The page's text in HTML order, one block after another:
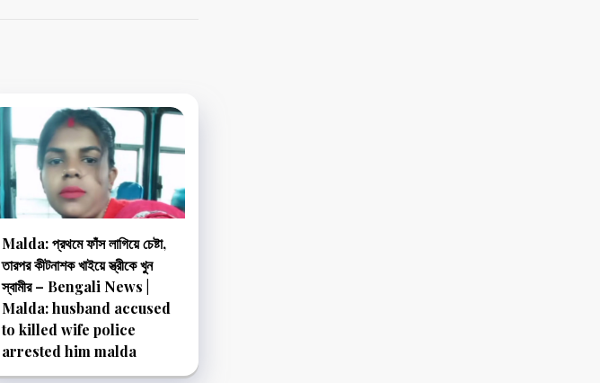
Malda: প্রথমে ফাঁস লাগিয়ে চেষ্টা,
তারপর কীটনাশক খাইয়ে স্ত্রীকে খুন
স্বামীর – Bengali News |
Malda: husband accused
to killed wife police
arrested him malda